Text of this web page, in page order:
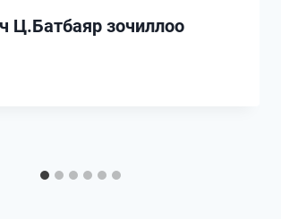
Ц.Батбаяр зочиллоо